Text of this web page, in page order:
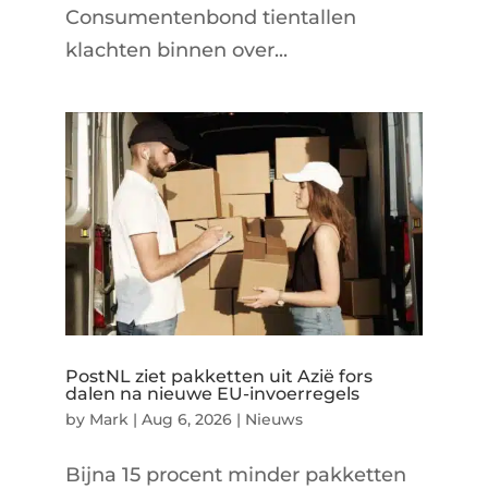
Consumentenbond tientallen
klachten binnen over...
PostNL ziet pakketten uit Azië fors
dalen na nieuwe EU-invoerregels
by Mark| Aug 6, 2026| Nieuws
Bijna 15 procent minder pakketten